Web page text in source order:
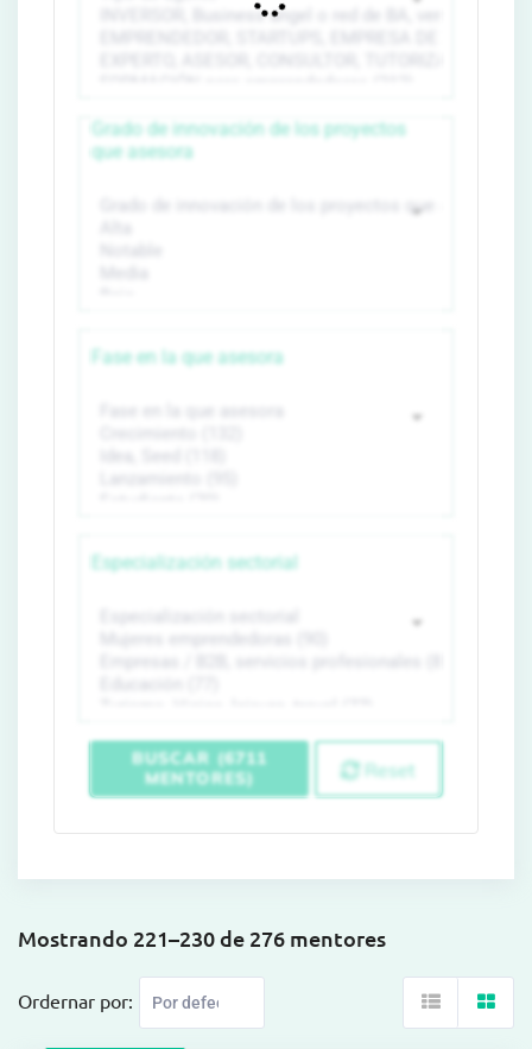
Grado de innovación de los proyectos
que asesora
Fase en la que asesora
Especialización sectorial
BUSCAR (6711
MENTORES)
Reset
Mostrando 221–230 de 276 mentores
Ordernar por: